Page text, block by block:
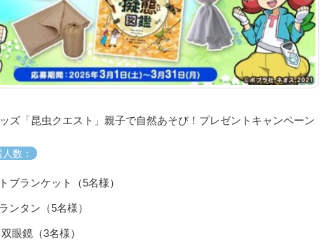
ズ「昆虫クエスト」親子で自然あそび！プレゼントキャンペーン
数：
ブランケット（5名様）
ンタン（5名様）
眼鏡（3名様）